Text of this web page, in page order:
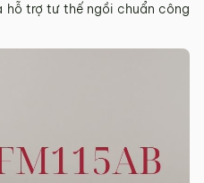
hỗ trợ tư thế ngồi chuẩn công